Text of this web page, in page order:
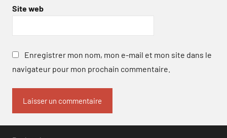
Site web
Enregistrer mon nom, mon e-mail et mon site dans le
navigateur pour mon prochain commentaire.